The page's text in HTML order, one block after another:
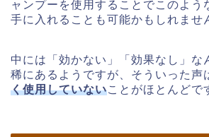
ャンプーを使用することでこのよう
手に入れることも可能かもしれませ
中には「効かない」「効果なし」な
稀にあるようですが、そういった声
く使用していないことがほとんどで